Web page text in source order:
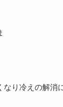
なり冷えの解消